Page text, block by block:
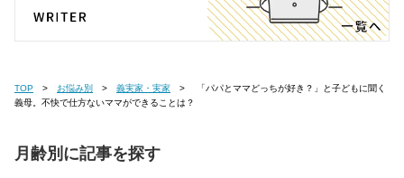
TOP お悩み別 義実家・実家
義母。不快で仕方ないママができることは？
月齢別に記事を探す